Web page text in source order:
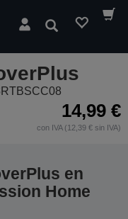
Buscar
14,99 €
con IVA (12,39 € sin IVA)
en
Home